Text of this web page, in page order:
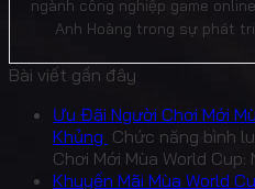
ngành công nghiệp game
Anh Hoàng trong sự phát
Bài viết gần đây
Ưu Đãi Người Chơi Mới
Khủng Chức năng bình
Chơi Mới Mùa World Cup:
Khuyến Mãi Mùa World